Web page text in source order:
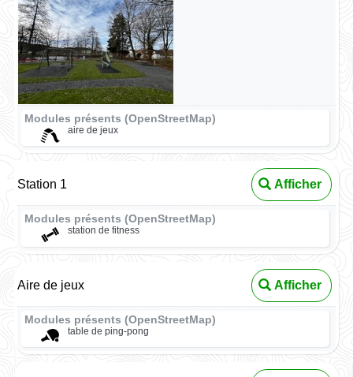
Modules présents (OpenStreetMap)
aire de jeux
Station 1 Afficher
Modules présents (OpenStreetMap)
station de fitness
Aire de jeux Afficher
Modules présents (OpenStreetMap)
table de ping-pong